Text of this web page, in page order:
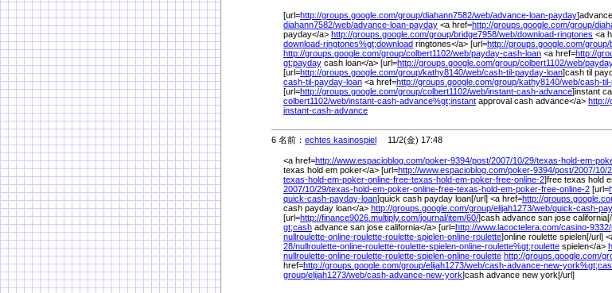
[url=http://groups.google.com/group/diahann7582/web/advance-loan-payday
diahann7582/web/advance-loan-payday <a href=http://groups.google.com/group/
payday</a> http://groups.google.com/group/bridge7958/web/download-ringtones <a
download-ringtones%gt;download ringtones</a> [url=http://groups.google.com/group/
http://groups.google.com/group/colbert1102/web/payday-cash-loan <a href=http://
gt;payday cash loan</a> [url=http://groups.google.com/group/colbert1102/web/
[url=http://groups.google.com/group/kathy8140/web/cash-til-payday-loan]cash til
cash-til-payday-loan <a href=http://groups.google.com/group/kathy8140/web/cash-
[url=http://groups.google.com/group/colbert1102/web/instant-cash-advance]instant
colbert1102/web/instant-cash-advance%gt;instant approval cash advance</a> http://
instant-cash-advance
6 名前： echtes kasinospiel 11/2(金) 17:48
<a href=http://www.espacioblog.com/poker-9394/post/2007/10/29/texas-hold-em-
texas hold em poker</a> [url=http://www.espacioblog.com/poker-9394/post/2007/10/
texas-hold-em-poker-online-free-texas-hold-em-poker-free-online-2]free texas hold
2007/10/29/texas-hold-em-poker-online-free-texas-hold-em-poker-free-online-2 [url=
quick-cash-payday-loan]quick cash payday loan[/url] <a href=http://
cash payday loan</a> http://groups.google.com/group/elijah1273/web/quick-cash-
[url=http://finance9026.multiply.com/journal/item/60/]cash advance san jose
gt;cash advance san jose california</a> [url=http://www.lacoctelera.com/casino-9332/
nullroulette-online-roulette-roulette-spielen-online-roulette]online roulette spielen[/url]
28/nullroulette-online-roulette-roulette-spielen-online-roulette%gt;roulette spielen</a>
nullroulette-online-roulette-roulette-spielen-online-roulette http://groups.google.com/
href=http://groups.google.com/group/elijah1273/web/cash-advance-new-york%
group/elijah1273/web/cash-advance-new-york]cash advance new york[/url]